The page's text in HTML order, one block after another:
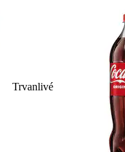
Trvanlivé